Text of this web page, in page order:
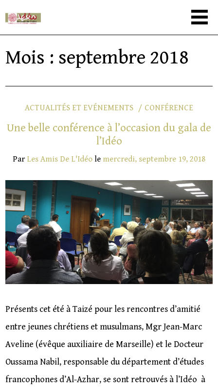
Mois : septembre 2018
ACTUALITÉS ET EVÉNEMENTS CONFÉRENCE
Une belle conférence à l’occasion du gala de
l’Idéo
Par Les Amis De L'Idéo le mercredi, septembre 19, 2018
Présents cet été à Taizé pour les rencontres d’amitié
entre jeunes chrétiens et musulmans, Mgr Jean-Marc
Aveline (évêque auxiliaire de Marseille) et le Docteur
Oussama Nabil, responsable du département d’études
francophones d’Al-Azhar, se sont retrouvés à l’Idéo à